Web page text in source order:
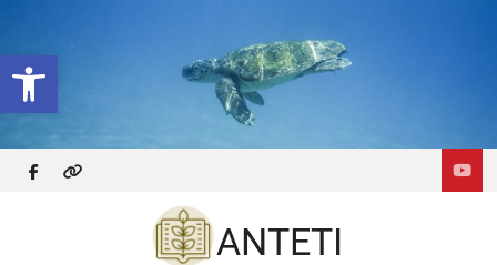
Ανοίξτε τη γραμμή εργαλείων
content
facebook
themefreesia
ANTETI